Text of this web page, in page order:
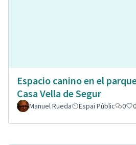
Espacio canino en el
Casa Vella de Segur
Manuel Rueda Espai Públic 0 0